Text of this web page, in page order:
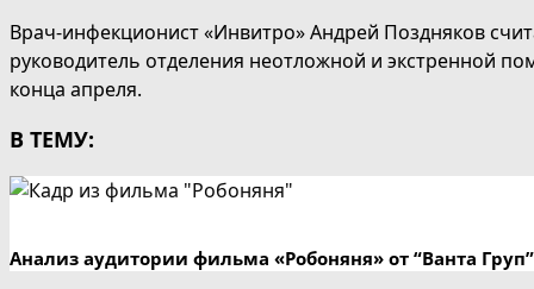
Врач-инфекционист «Инвитро» Андрей Поздняков
руководитель отделения неотложной и экстренной
конца апреля.
В ТЕМУ:
Анализ аудитории фильма «Робоняня» от “Ванта Груп”